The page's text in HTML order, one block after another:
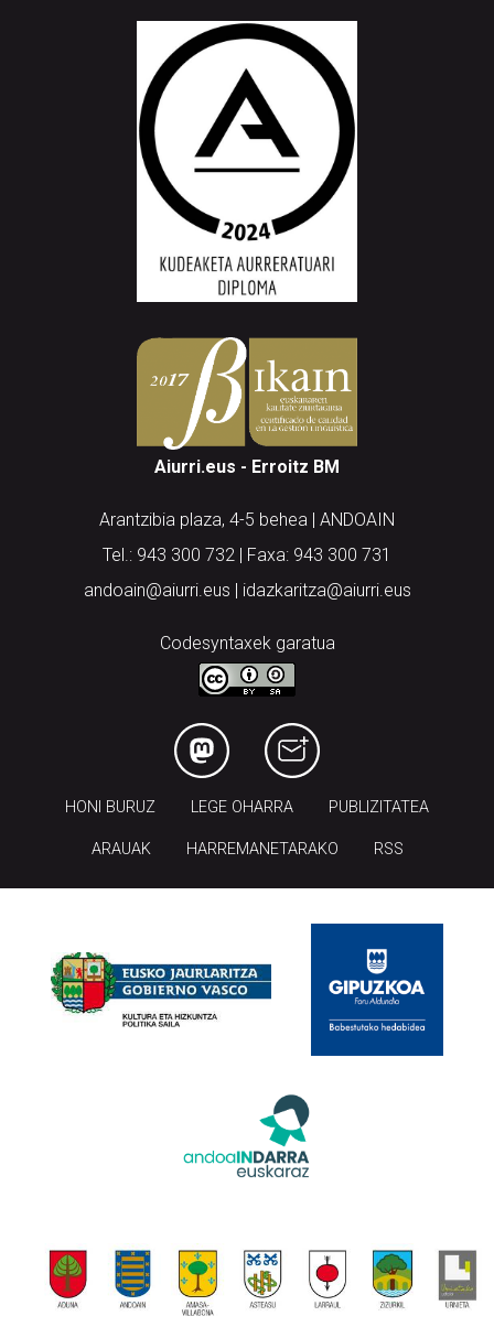
Aiurri.eus - Erroitz BM
Arantzibia plaza, 4-5 behea | ANDOAIN
Tel.: 943 300 732 | Faxa: 943 300 731
andoain@aiurri.eus | idazkaritza@aiurri.eus
Codesyntaxek garatua
HONI BURUZ LEGE OHARRA PUBLIZITATEA
ARAUAK HARREMANETARAKO RSS